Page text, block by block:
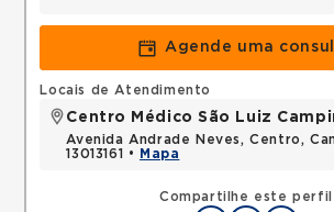
Agende uma
Compartilhe este perfil
Locais de Atendimento
Centro Médico São Luiz
Avenida Andrade Neves, Centro,
13013161 •
Mapa